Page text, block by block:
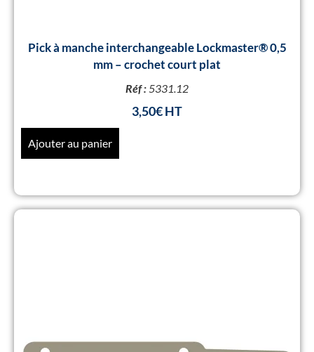
Pick à manche interchangeable Lockmaster® 0,5
mm – crochet court plat
Réf :5331.12
3,50€
Ajouter au panier